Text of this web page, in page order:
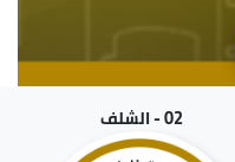
02 - الشلف